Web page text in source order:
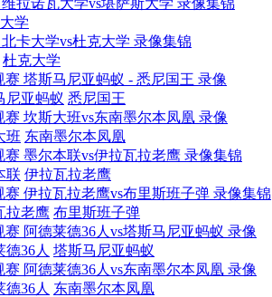
拉诺瓦大学vs堪萨斯大学 录像集锦
学
卡大学vs杜克大学 录像集锦
杜克大学
塔斯马尼亚蚂蚁 - 悉尼国王 录像
尼亚蚂蚁 悉尼国王
坎斯大班vs东南墨尔本凤凰 录像
班 东南墨尔本凤凰
墨尔本联vs伊拉瓦拉老鹰 录像集锦
联 伊拉瓦拉老鹰
伊拉瓦拉老鹰vs布里斯班子弹 录像集锦
拉老鹰 布里斯班子弹
阿德莱德36人vs塔斯马尼亚蚂蚁 录像
德36人 塔斯马尼亚蚂蚁
阿德莱德36人vs东南墨尔本凤凰 录像
德36人 东南墨尔本凤凰